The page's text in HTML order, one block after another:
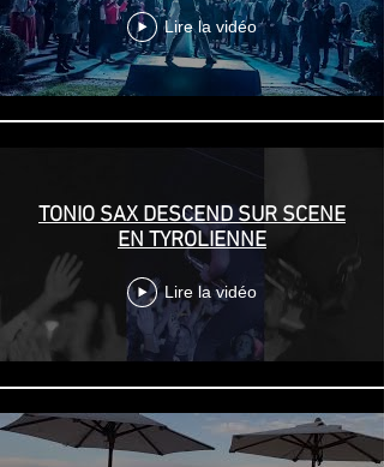
Lire la vidéo
TONIO SAX DESCEND SUR SCENE
EN TYROLIENNE
Lire la vidéo